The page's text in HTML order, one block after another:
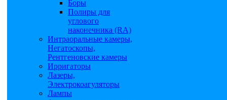
Боры
Полиры для
углового
наконечника (RA)
Интраоральные камеры,
Негатоскопы,
Рентгеновские камеры
Ирригаторы
Лазеры,
Электрокоагуляторы
Лампы